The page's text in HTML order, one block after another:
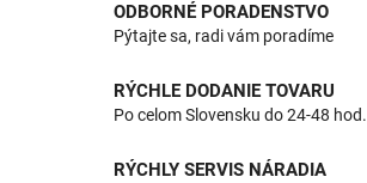
ODBORNÉ PORADENSTVO
Pýtajte sa, radi vám poradíme
RÝCHLE DODANIE TOVARU
Po celom Slovensku do 24-48 hod.
RÝCHLY SERVIS NÁRADIA